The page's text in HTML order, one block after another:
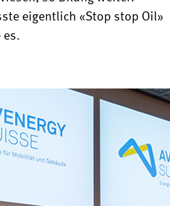
eigentlich «Stop stop Oil»